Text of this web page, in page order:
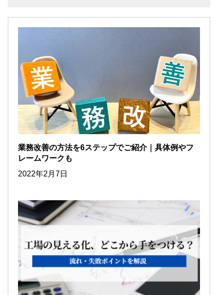
業務改善の方法を6ステップでご紹介｜具体例やフ
レームワークも
2022年2月7日